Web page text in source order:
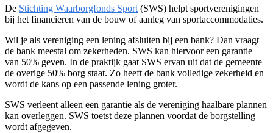
De Stichting Waarborgfonds Sport (SWS) helpt sportverenigingen
bij het financieren van de bouw of aanleg van sportaccommodaties.
Wil je als vereniging een lening afsluiten bij een bank? Dan vraagt
de bank meestal om zekerheden. SWS kan hiervoor een garantie
van 50% geven. In de praktijk gaat SWS ervan uit dat de gemeente
de overige 50% borg staat. Zo heeft de bank volledige zekerheid en
wordt de kans op een passende lening groter.
SWS verleent alleen een garantie als de vereniging haalbare plannen
kan overleggen. SWS toetst deze plannen voordat de borgstelling
wordt afgegeven.